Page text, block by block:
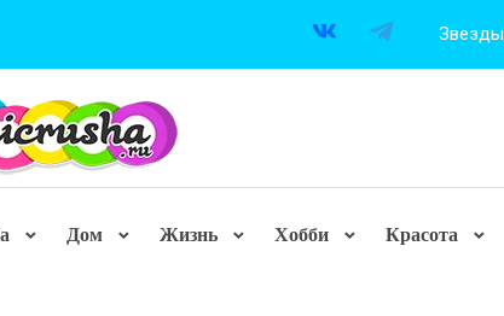
Звезды
Дом Жизнь Хобби Красота